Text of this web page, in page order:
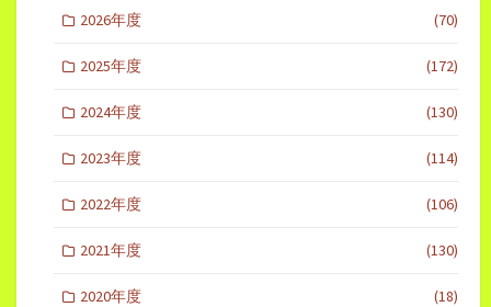
2026年度 (70)
2025年度 (172)
2024年度 (130)
2023年度 (114)
2022年度 (106)
2021年度 (130)
2020年度 (18)